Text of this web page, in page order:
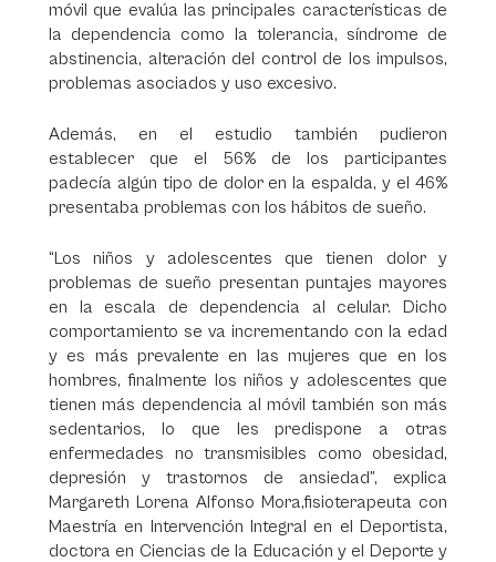
móvil que evalúa las principales características de
la dependencia como la tolerancia, síndrome de
abstinencia, alteración del control de los impulsos,
problemas asociados y uso excesivo.
Además, en el estudio también pudieron
establecer que el 56% de los participantes
padecía algún tipo de dolor en la espalda, y el 46%
presentaba problemas con los hábitos de sueño.
“Los niños y adolescentes que tienen dolor y
problemas de sueño presentan puntajes mayores
en la escala de dependencia al celular. Dicho
comportamiento se va incrementando con la edad
y es más prevalente en las mujeres que en los
hombres, finalmente los niños y adolescentes que
tienen más dependencia al móvil también son más
sedentarios, lo que les predispone a otras
enfermedades no transmisibles como obesidad,
depresión y trastornos de ansiedad”, explica
Margareth Lorena Alfonso Mora,fisioterapeuta con
Maestría en Intervención Integral en el Deportista,
doctora en Ciencias de la Educación y el Deporte y